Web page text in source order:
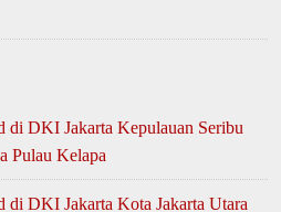
di DKI Jakarta Kepulauan Seribu
Pulau Kelapa
di DKI Jakarta Kota Jakarta Utara